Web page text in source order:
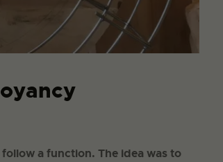
a function. The idea was to